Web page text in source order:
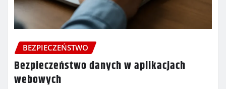
BEZPIECZEŃSTWO
Bezpieczeństwo danych w aplikacjach
webowych